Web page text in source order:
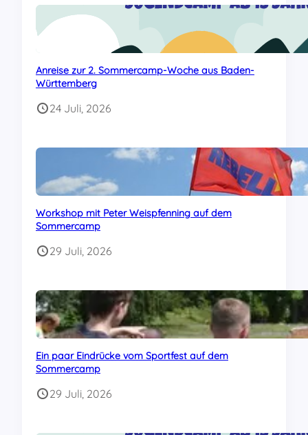
Anreise zur 2. Sommercamp-Woche aus Baden-
Württemberg
24 Juli, 2026
Workshop mit Peter Weispfenning auf dem
Sommercamp
29 Juli, 2026
Ein paar Eindrücke vom Sportfest auf dem
Sommercamp
29 Juli, 2026